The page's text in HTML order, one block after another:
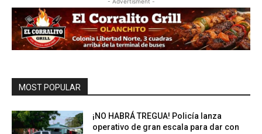
MOST POPULAR
¡NO HABRÁ TREGUA! Policía lanza
operativo de gran escala para dar con